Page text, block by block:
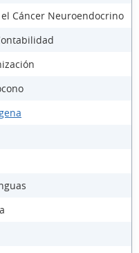
Cáncer Neuroendocrino